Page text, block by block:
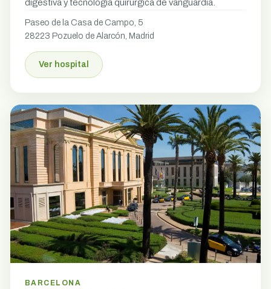
digestiva y tecnología quirúrgica de vanguardia.
Paseo de la Casa de Campo, 5
28223 Pozuelo de Alarcón, Madrid
Ver hospital
BARCELONA